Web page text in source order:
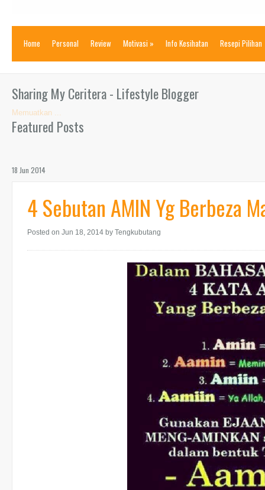
Home Personal Review Motivasi » Info Kesihatan Resepi Pilihan
Sharing My Ceritera - Lifestyle Blogger
Memuatkan ...
Featured Posts
18 Jun 2014
4 Sebutan AMIN Yg Berbeza
Posted on Jun 18, 2014 by Tengkubutang